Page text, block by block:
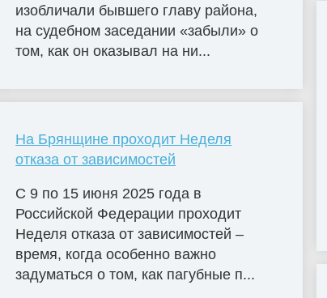
изобличали бывшего главу района,
на судебном заседании «забыли» о
том, как он оказывал на ни...
На Брянщине проходит Неделя
отказа от зависимостей
С 9 по 15 июня 2025 года в
Российской Федерации проходит
Неделя отказа от зависимостей –
время, когда особенно важно
задуматься о том, как пагубные п...